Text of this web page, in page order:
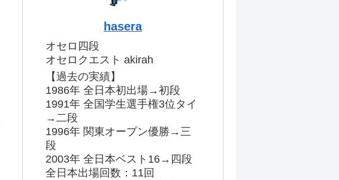
hasera
オセロ四段
オセロクエスト akirah
【過去の実績】
1986年 全日本初出場→初段
1991年 全国学生選手権3位タイ
→二段
1996年 関東オープン優勝→三
段
2003年 全日本ベスト16→四段
全日本出場回数：11回